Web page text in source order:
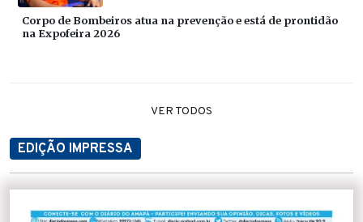
Corpo de Bombeiros atua na prevenção e está de prontidão
na Expofeira 2026
VER TODOS
EDIÇÃO IMPRESSA